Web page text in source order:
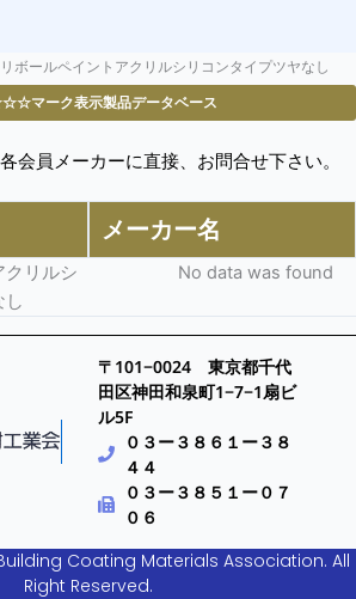
リボールペイントアクリルシリコンタイプツヤなし
マーク表示製品データベース
会員メーカーに直接、お問合せ下さい。
メーカー名
クリルシ
し
No data was found
〒101−0024 東京都千代
田区神田和泉町1−7−1扇ビ
ル5F
０３ー３８６１ー３８
４４
０３ー３８５１ー０７
０６
Coating Materials Association. All
Right Reserved.